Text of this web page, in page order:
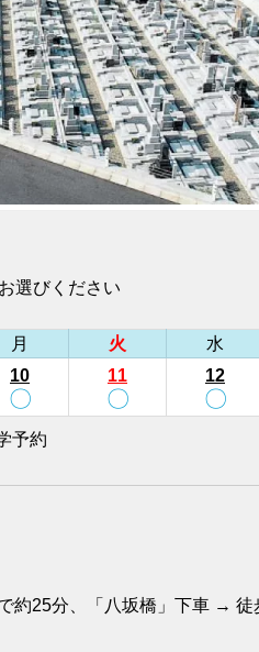
選びください
月 火 水
10
〇
11
〇
12
〇
予約
約25分、「八坂橋」下車 → 徒